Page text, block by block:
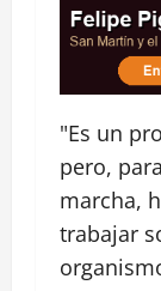
"Es un
pero,
marcha,
trabajar